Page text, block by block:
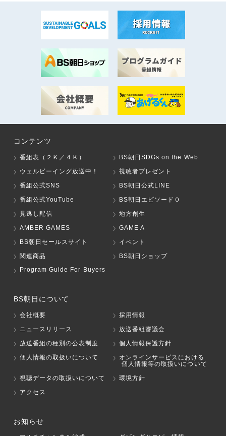
コンテンツ
番組表（２Ｋ／４Ｋ）
BS朝日SDGs on the Web
ウェルビーイング放送中！
視聴者プレゼント
番組公式SNS
BS朝日公式LINE
番組公式YouTube
BS朝日エピソード０
見逃し配信
地方創生
AMBER GAMES
GAME A
BS朝日セールスサイト
イベント
関連商品
BS朝日ショップ
Program Guide For Buyers
BS朝日について
会社概要
採用情報
ニュースリリース
放送番組審議会
放送番組の種別の公表制度
個人情報保護方針
個人情報の取扱いについて
オンラインサービスにおける
個人情報等の取扱いについて
視聴データの取扱いについて
環境方針
アクセス
お知らせ